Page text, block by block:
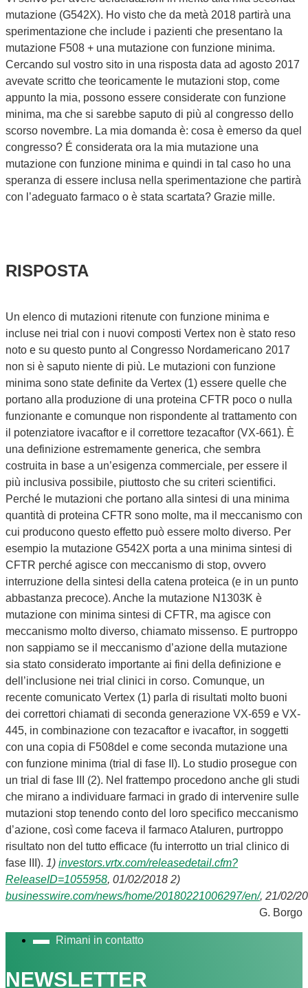
mutazione (G542X). Ho visto che da metà 2018 partirà una
sperimentazione che include i pazienti che presentano la
mutazione F508 + una mutazione con funzione minima.
Cercando sul vostro sito in una risposta data ad agosto 2017
avevate scritto che teoricamente le mutazioni stop, come
appunto la mia, possono essere considerate con funzione
minima, ma che si sarebbe saputo di più al congresso dello
scorso novembre. La mia domanda è: cosa è emerso da quel
congresso? É considerata ora la mia mutazione una
mutazione con funzione minima e quindi in tal caso ho una
speranza di essere inclusa nella sperimentazione che partirà
con l’adeguato farmaco o è stata scartata? Grazie mille.
RISPOSTA
Un elenco di mutazioni ritenute con funzione minima e
incluse nei trial con i nuovi composti Vertex non è stato reso
noto e su questo punto al Congresso Nordamericano 2017
non si è saputo niente di più. Le mutazioni con funzione
minima sono state definite da Vertex (1) essere quelle che
portano alla produzione di una proteina CFTR poco o nulla
funzionante e comunque non rispondente al trattamento con
il potenziatore ivacaftor e il correttore tezacaftor (VX-661). È
una definizione estremamente generica, che sembra
costruita in base a un’esigenza commerciale, per essere il
più inclusiva possibile, piuttosto che su criteri scientifici.
Perché le mutazioni che portano alla sintesi di una minima
quantità di proteina CFTR sono molte, ma il meccanismo con
cui producono questo effetto può essere molto diverso. Per
esempio la mutazione G542X porta a una minima sintesi di
CFTR perché agisce con meccanismo di stop, ovvero
interruzione della sintesi della catena proteica (e in un punto
abbastanza precoce). Anche la mutazione N1303K è
mutazione con minima sintesi di CFTR, ma agisce con
meccanismo molto diverso, chiamato missenso. E purtroppo
non sappiamo se il meccanismo d’azione della mutazione
sia stato considerato importante ai fini della definizione e
dell’inclusione nei trial clinici in corso. Comunque, un
recente comunicato Vertex (1) parla di risultati molto buoni
dei correttori chiamati di seconda generazione VX-659 e VX-
445, in combinazione con tezacaftor e ivacaftor, in soggetti
con una copia di F508del e come seconda mutazione una
con funzione minima (trial di fase II). Lo studio prosegue con
un trial di fase III (2). Nel frattempo procedono anche gli studi
che mirano a individuare farmaci in grado di intervenire sulle
mutazioni stop tenendo conto del loro specifico meccanismo
d’azione, così come faceva il farmaco Ataluren, purtroppo
risultato non del tutto efficace (fu interrotto un trial clinico di
fase III). 1) investors.vrtx.com/releasedetail.cfm?
ReleaseID=1055958, 01/02/2018 2)
businesswire.com/news/home/20180221006297/en/, 21/02/
G. Borgo
Rimani in contatto
NEWSLETTER